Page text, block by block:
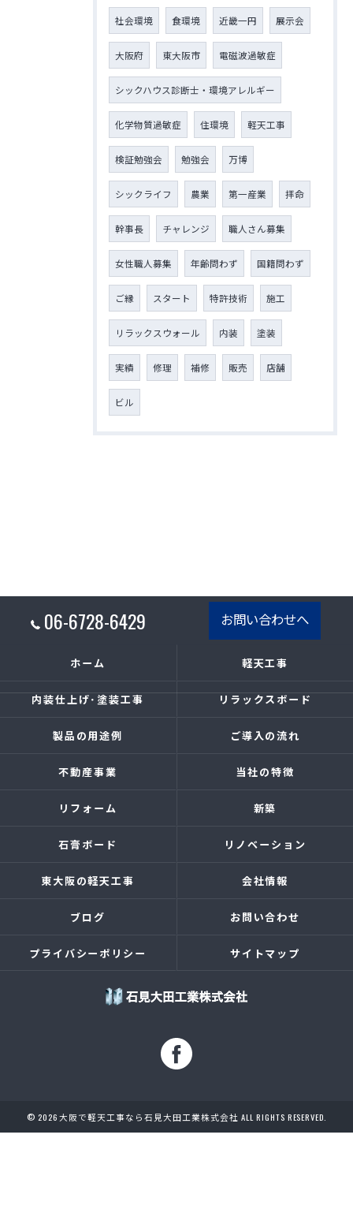
社会環境 食環境 近畿一円 展示会
大阪府 東大阪市 電磁波過敏症
シックハウス診断士・環境アレルギー
化学物質過敏症 住環境 軽天工事
検証勉強会 勉強会 万博
シックライフ 農業 第一産業 拝命
幹事長 チャレンジ 職人さん募集
女性職人募集 年齢問わず 国籍問わず
ご縁 スタート 特許技術 施工
リラックスウォール 内装 塗装
実績 修理 補修 販売 店舗
ビル
06-6728-6429 お問い合わせへ
ホーム 軽天工事
内装仕上げ･塗装工事 リラックスボード
製品の用途例 ご導入の流れ
不動産事業 当社の特徴
リフォーム 新築
石膏ボード リノベーション
東大阪の軽天工事 会社情報
ブログ お問い合わせ
プライバシーポリシー サイトマップ
© 2026 大阪で軽天工事なら石見大田工業株式会社 ALL RIGHTS RESERVED.